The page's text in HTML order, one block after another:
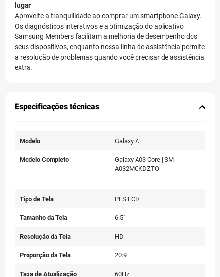
lugar
Aproveite a tranquilidade ao comprar um smartphone Galaxy.
Os diagnósticos interativos e a otimização do aplicativo
Samsung Members facilitam a melhoria de desempenho dos
seus dispositivos, enquanto nossa linha de assistência permite
a resolução de problemas quando você precisar de assistência
extra.
Especificações técnicas
Modelo Galaxy A
Modelo Completo
Galaxy A03 Core | SM-
A032MCKDZTO
Tipo de Tela PLS LCD
Tamanho da Tela 6.5"
Resolução da Tela HD
Proporção da Tela 20:9
Taxa de Atualização 60Hz